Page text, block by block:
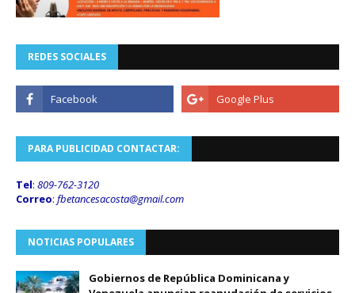
REDES SOCIALES
PARA PUBLICIDAD CONTACTAR:
Tel: 809-762-3120
Correo: fbetancesacosta@gmail.com
NOTICIAS POPULARES
Gobiernos de República Dominicana y